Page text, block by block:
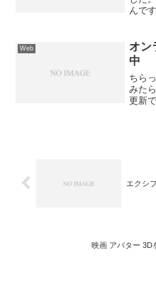
んで
Web
オン
中
ちら
みた
更新
エクシ
映画 アバター 3D